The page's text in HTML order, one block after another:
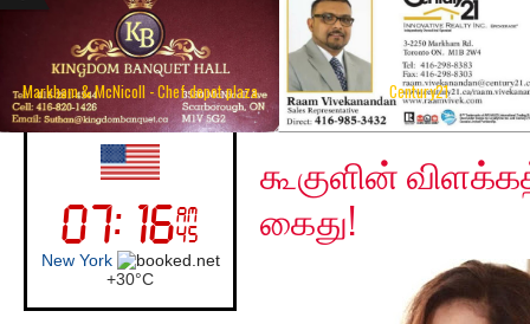
Markham & McNicoll - Chef depot plaza Century21
UK (London)
London
+24°C
Monday, December
கூகுளின்
கைது!